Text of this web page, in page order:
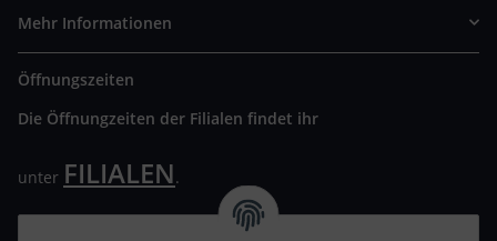
Mehr Informationen
Öffnungszeiten
Die Öffnungzeiten der Filialen findet ihr
unter FILIALEN.
Wir freuen uns auf Euren Besuch. Bitte beachtet die